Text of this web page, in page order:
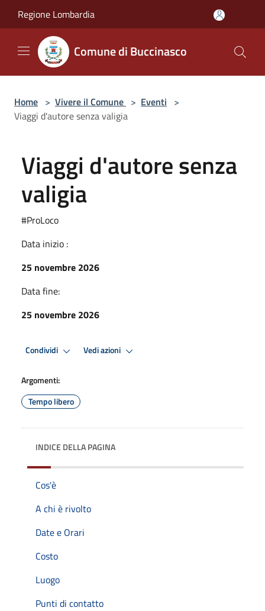
Regione Lombardia
Comune di Buccinasco
Home > Vivere il Comune > Eventi >
Viaggi d'autore senza valigia
Viaggi d'autore senza
valigia
#ProLoco
Data inizio :
25 novembre 2026
Data fine:
25 novembre 2026
Condividi Vedi azioni
Argomenti:
Tempo libero
INDICE DELLA PAGINA
Cos'è
A chi è rivolto
Date e Orari
Costo
Luogo
Punti di contatto